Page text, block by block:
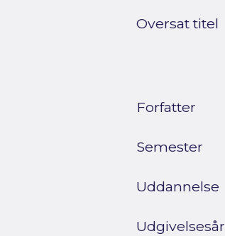
Oversat titel
Forfatter
Semester
Uddannelse
Udgivelsesår